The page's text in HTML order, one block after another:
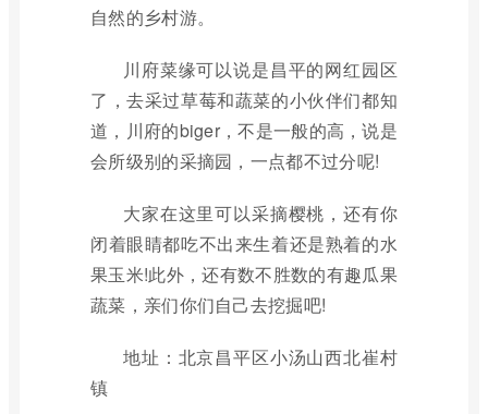
自然的乡村游。
川府菜缘可以说是昌平的网红园区
了，去采过草莓和蔬菜的小伙伴们都知
道，川府的biger，不是一般的高，说是
会所级别的采摘园，一点都不过分呢!
大家在这里可以采摘樱桃，还有你
闭着眼睛都吃不出来生着还是熟着的水
果玉米!此外，还有数不胜数的有趣瓜果
蔬菜，亲们你们自己去挖掘吧!
地址：北京昌平区小汤山西北崔村
镇